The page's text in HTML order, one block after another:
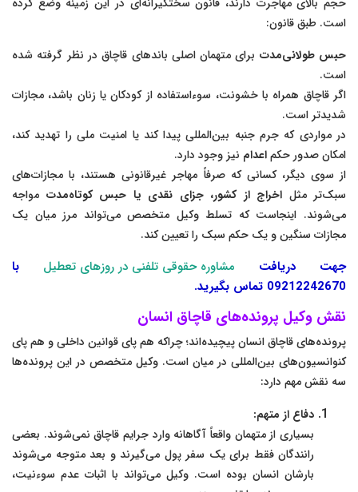
است. طبق قانون:
حبس طولانی‌مدت برای متهمان اصلی باندهای قاچاق در نظر گرفته شده
است.
اگر قاچاق همراه با خشونت، سوءاستفاده از کودکان یا زنان باشد، مجازات
شدیدتر است.
در مواردی که جرم جنبه بین‌المللی پیدا کند یا امنیت ملی را تهدید کند،
امکان صدور حکماعدام نیز وجود دارد.
از سوی دیگر، کسانی که صرفاً مهاجر غیرقانونی هستند، با مجازات‌های
سبک‌تر مثل اخراج از کشور، جزای نقدی یا حبس کوتاه‌مدت مواجه
می‌شوند. اینجاست که تسلط وکیل متخصص می‌تواند مرز میان یک
مجازات سنگین و یک حکم سبک را تعیین کند.
جهت دریافت مشاوره حقوقی تلفنی در روزهای تعطیل
با
09212242670 تماس بگیرید.
نقش وکیل پرونده‌های قاچاق انسان
پرونده‌های قاچاق انسان پیچیده‌اند؛ چراکه هم پای قوانین داخلی و هم پای
کنوانسیون‌های بین‌المللی در میان است. وکیل متخصص در این پرونده‌ها
سه نقش مهم دارد:
دفاع از متهم:
بسیاری از متهمان واقعاً آگاهانه وارد جرایم قاچاق نمی‌شوند. بعضی
رانندگان فقط برای یک سفر پول می‌گیرند و بعد متوجه می‌شوند
بارشان انسان بوده است. وکیل می‌تواند با اثبات عدم سوءنیت،